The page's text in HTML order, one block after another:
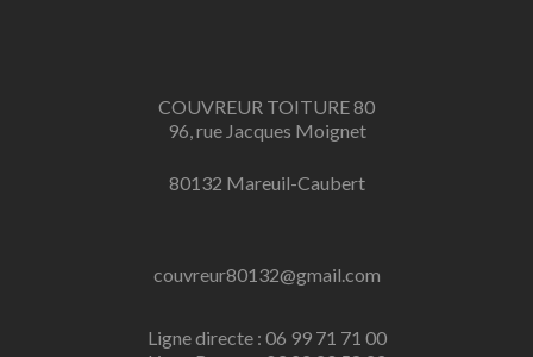
COUVREUR TOITURE 80
96, rue Jacques Moignet
80132 Mareuil-Caubert
couvreur80132@gmail.com
Ligne directe : 06 99 71 71 00